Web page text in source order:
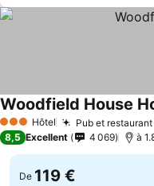
3 ÉtoilesHôtel Pub et
Woodfield House
8,5 Excellent 4 069 à
De 119 €